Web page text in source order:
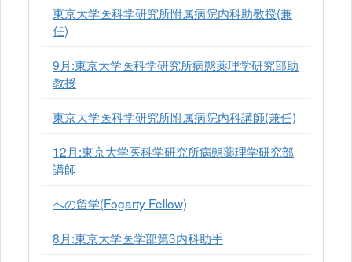
東京大学医科学研究所附属病院内科助教授(兼
任)
9月:東京大学医科学研究所病態薬理学研究部助
教授
東京大学医科学研究所附属病院内科講師(兼任)
12月:東京大学医科学研究所病態薬理学研究部
講師
への留学(Fogarty Fellow)
8月:東京大学医学部第3内科助手